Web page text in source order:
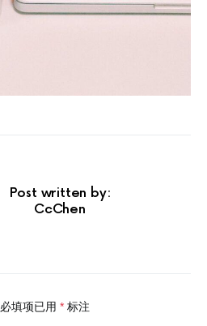
Post written by:
CcChen
必填项已用 * 标注